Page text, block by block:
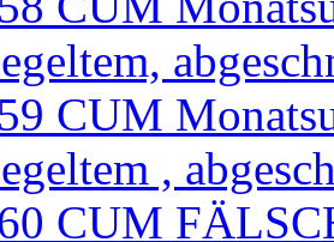
CUM
,
CUM